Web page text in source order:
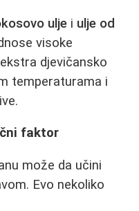
ulje i ulje od
visoke
djevičansko
temperaturama i
faktor
može da učini
Evo nekoliko